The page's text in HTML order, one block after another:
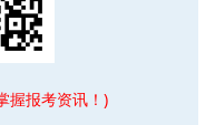
握报考资讯！)